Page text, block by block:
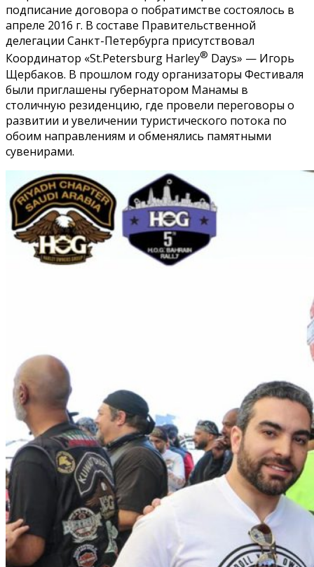
подписание договора о побратимстве состоялось в
апреле 2016 г. В составе Правительственной
делегации Санкт-Петербурга присутствовал
Координатор «St.Petersburg Harley® Days» — Игорь
Щербаков. В прошлом году организаторы Фестиваля
были приглашены губернатором Манамы в
столичную резиденцию, где провели переговоры о
развитии и увеличении туристического потока по
обоим направлениям и обменялись памятными
сувенирами.